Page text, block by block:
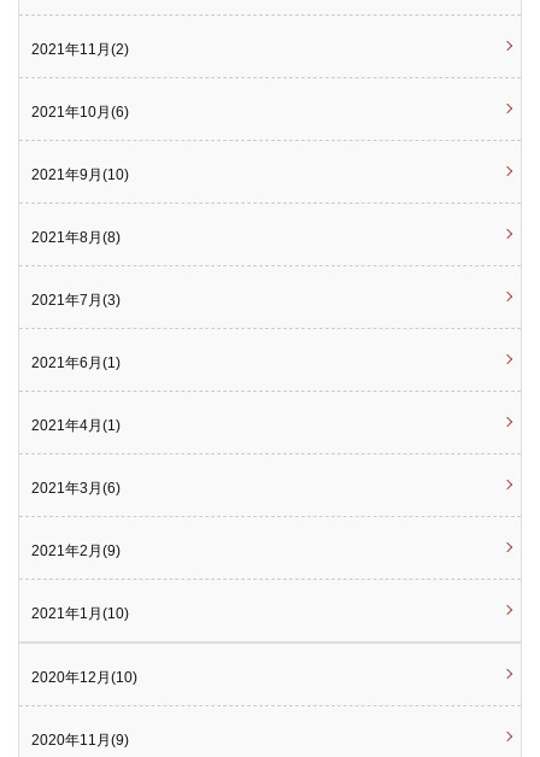
2021年11月(2)
2021年10月(6)
2021年9月(10)
2021年8月(8)
2021年7月(3)
2021年6月(1)
2021年4月(1)
2021年3月(6)
2021年2月(9)
2021年1月(10)
2020年12月(10)
2020年11月(9)